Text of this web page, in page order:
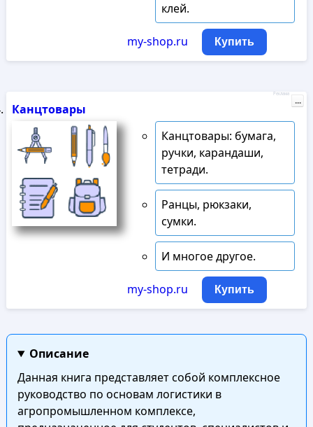
клей.
my-shop.ru Купить
Канцтовары
Канцтовары: бумага,
ручки, карандаши,
тетради.
Ранцы, рюкзаки,
сумки.
И многое другое.
my-shop.ru Купить
Реклама
...
Описание
Данная книга представляет собой комплексное
руководство по основам логистики в
агропромышленном комплексе,